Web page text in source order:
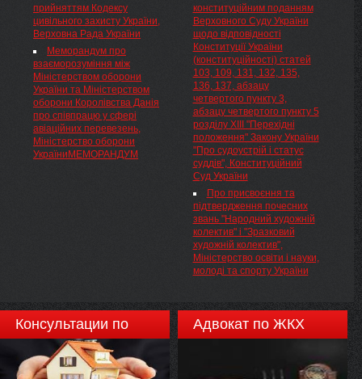
( 1059/2011 ) "Про Національну
комісію, що здійснює державне
регулювання у сфері
енергетики", постанов НКРЕ
від 12 жовтня 2005 року № 898(
v0898227-05 ) "Про
затвердження Процедури
перегляду та затвердження
тарифів для ліцензіатів з
виробництва електричної та
теплової енергії" та від 12
жовтня 2005 року № 896(
v0896227-05 ) "Про
енергетики, ПОСТАНОВЛЯЄ:
прийняттям Кодексу
цивільного захисту України,
Верховна Рада України
Меморандум про
взаєморозуміння між
Міністерством оборони
України та Міністерством
оборони Королівства Данія
про співпрацю у сфері
авіаційних перевезень,
Міністерство оборони
УкраїниМЕМОРАНДУМ
v0898227-05 ) "Про
затвердження Процедури
перегляду та затвердження
тарифів для ліцензіатів з
виробництва електричної та
теплової енергії" та від 12
жовтня 2005 року № 896(
v0896227-05 ) "Про
затвердження Порядку
розрахунку тарифів на
електричну та теплову
енергію, що виробляється на
ТЕЦ, ТЕС, АЕС та на
установках з використанням
нетрадиційних або
поновлюваних джерел енергії"
Національна комісія, що
здійснює державне
регулювання у сфері
енергетики, ПОСТАНОВЛЯЄ:
конституційним поданням
Верховного Суду України
щодо відповідності
Конституції України
(конституційності) статей
103, 109, 131, 132, 135,
136, 137, абзацу
четвертого пункту 3,
абзацу четвертого пункту 5
розділу XIII "Перехідні
положення" Закону України
"Про судоустрій і статус
суддів", Конституційний
Суд України
Про присвоєння та
підтвердження почесних
звань "Народний художній
колектив" і "Зразковий
художній колектив",
Міністерство освіти і науки,
молоді та спорту України
Консультации по
недвижимости
Адвокат по ЖКХ